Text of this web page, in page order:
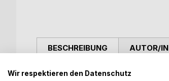
BESCHREIBUNG
Teil 1:
AUTOR/IN
Wir respektieren den Datenschutz